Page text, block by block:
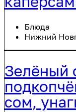
Блюда
Нижний
Зелёный
сом,